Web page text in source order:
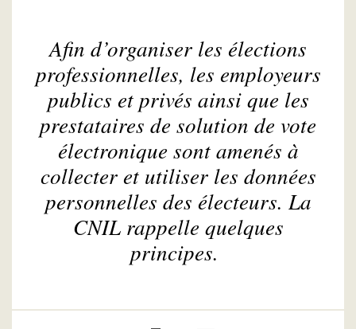
Afin d’organiser les élections
professionnelles, les employeurs
publics et privés ainsi que les
prestataires de solution de vote
électronique sont amenés à
collecter et utiliser les données
personnelles des électeurs. La
CNIL rappelle quelques
principes.